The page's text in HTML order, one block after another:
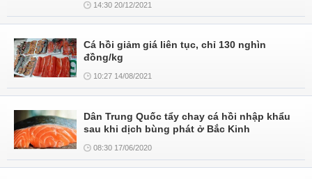
14:30 20/12/2021
Cá hồi giảm giá liên tục, chỉ 130 nghìn
đồng/kg
10:27 14/08/2021
Dân Trung Quốc tẩy chay cá hồi nhập khẩu
sau khi dịch bùng phát ở Bắc Kinh
08:30 17/06/2020